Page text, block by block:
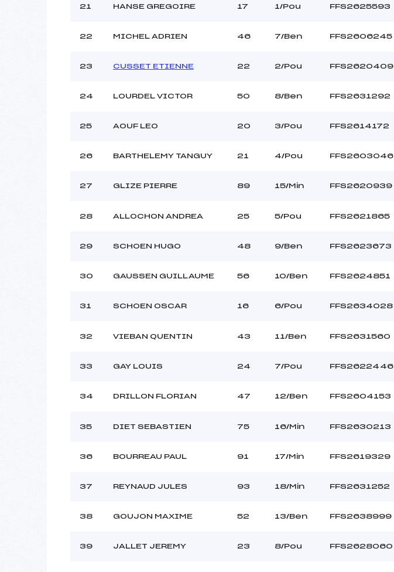
21 HANSE GREGOIRE 17 1/Pou FFS2625593
22 MICHEL ADRIEN 46 7/Ben FFS2606245
23 CUSSET ETIENNE 22 2/Pou FFS2620409
24 LOURDEL VICTOR 50 8/Ben FFS2631292
25 AOUF LEO 20 3/Pou FFS2614172
26 BARTHELEMY TANGUY 21 4/Pou FFS2603046
27 GLIZE PIERRE 89 15/Min FFS2620939
28 ALLOCHON ANDREA 25 5/Pou FFS2621865
29 SCHOEN HUGO 48 9/Ben FFS2623673
30 GAUSSEN GUILLAUME 56 10/Ben FFS2624851
31 SCHOEN OSCAR 16 6/Pou FFS2634028
32 VIEBAN QUENTIN 43 11/Ben FFS2631560
33 GAY LOUIS 24 7/Pou FFS2622446
34 DRILLON FLORIAN 47 12/Ben FFS2604153
35 DIET SEBASTIEN 75 16/Min FFS2630213
36 BOURREAU PAUL 91 17/Min FFS2619329
37 REYNAUD JULES 93 18/Min FFS2631252
38 GOUJON MAXIME 52 13/Ben FFS2638999
39 JALLET JEREMY 23 8/Pou FFS2628060